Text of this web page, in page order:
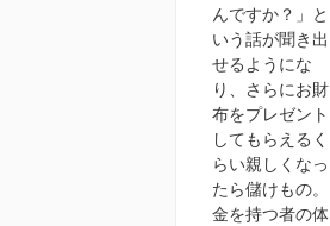
んですか？」と
いう話が聞き出
せるようにな
り、さらにお財
布をプレゼント
してもらえるく
らい親しくなっ
たら儲けもの。
金を持つ者の体